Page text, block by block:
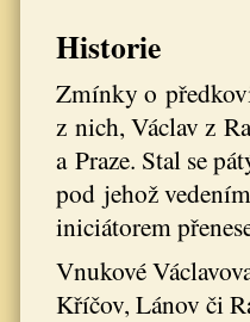
Historie
Zmínky o
z nich, Václav z
a Praze. Stal se
pod jehož
iniciátorem
Vnukové
Kříčov, Lánov či